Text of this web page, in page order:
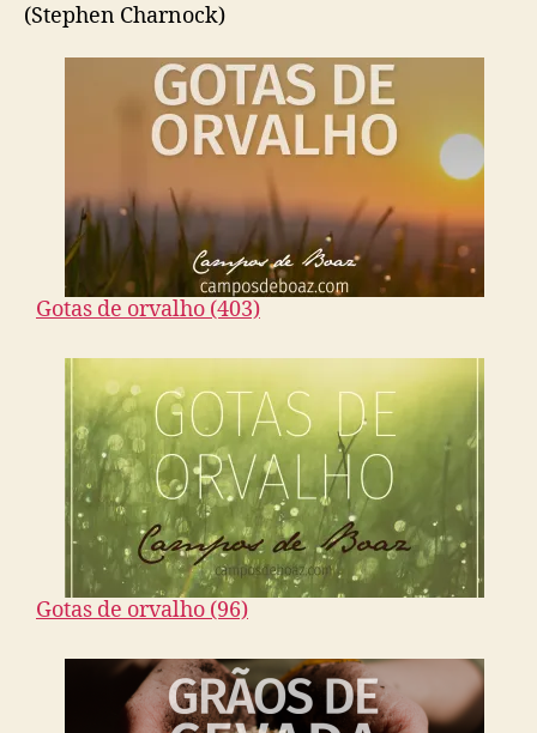
(Stephen Charnock)
Gotas de orvalho (403)
Gotas de orvalho (96)